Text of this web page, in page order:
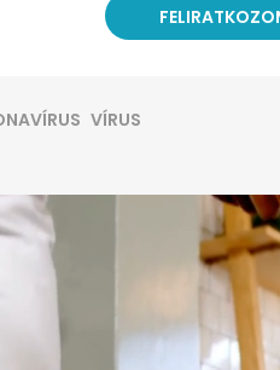
VÍRUS